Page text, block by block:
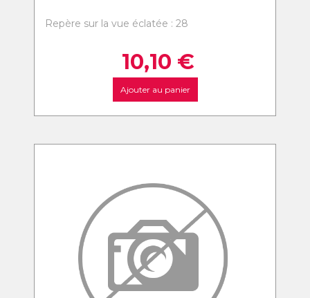
Repère sur la vue éclatée : 28
10,10 €
Ajouter au panier